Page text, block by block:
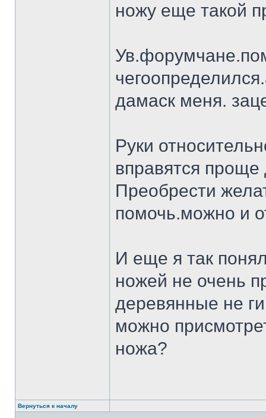
ножу еще такой
дамаск меня.
Руки
вправятся
Преобрести
помочь.можно и
И еще я так
ножей не очень
деревянные не
можно
ножа?
Вернуться к началу